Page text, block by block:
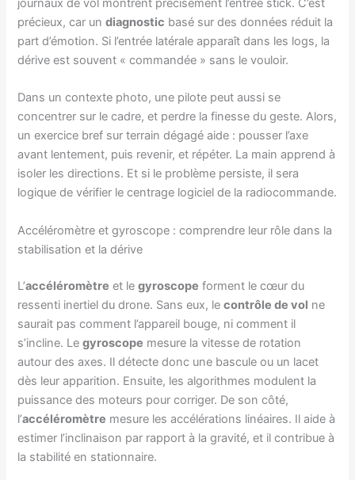
journaux de vol montrent précisément l’entrée stick. C’est
précieux, car undiagnostic basé sur des données réduit la
part d’émotion. Si l’entrée latérale apparaît dans les logs, la
dérive est souvent « commandée » sans le vouloir.
Dans un contexte photo, une pilote peut aussi se
concentrer sur le cadre, et perdre la finesse du geste. Alors,
un exercice bref sur terrain dégagé aide : pousser l’axe
avant lentement, puis revenir, et répéter. La main apprend à
isoler les directions. Et si le problème persiste, il sera
logique de vérifier le centrage logiciel de la radiocommande.
Accéléromètre et gyroscope : comprendre leur rôle dans la
stabilisation et la dérive
L’accéléromètre et legyroscope forment le cœur du
ressenti inertiel du drone. Sans eux, lecontrôle de vol ne
saurait pas comment l’appareil bouge, ni comment il
s’incline. Legyroscope mesure la vitesse de rotation
autour des axes. Il détecte donc une bascule ou un lacet
dès leur apparition. Ensuite, les algorithmes modulent la
puissance des moteurs pour corriger. De son côté,
l’accéléromètre mesure les accélérations linéaires. Il aide à
estimer l’inclinaison par rapport à la gravité, et il contribue à
la stabilité en stationnaire.